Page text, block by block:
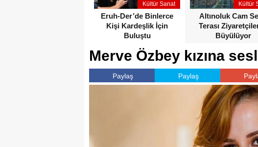
Kültür Sanat
Eruh-Der’de Binlerce
Kişi Kardeşlik İçin
Buluştu
Kültür
Altınoluk Cam
Terası
Büyülüyor
Merve Özbey kızına
Paylaş Paylaş